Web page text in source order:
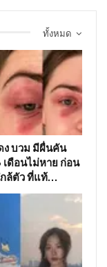
ทั้งหมด
ง บวม มีผื่นคัน
เดือนไม่หาย ก่อน
กล้ตัว ที่แท้…